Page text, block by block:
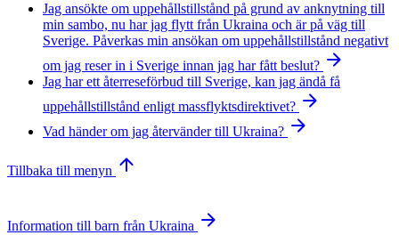
Jag ansökte om uppehållstillstånd på grund av anknytning till
min sambo, nu har jag flytt från Ukraina och är på väg till
Sverige. Påverkas min ansökan om uppehållstillstånd negativt
om jag reser in i Sverige innan jag har fått beslut? arrow_forward
Jag har ett återreseförbud till Sverige, kan jag ändå få
uppehållstillstånd enligt massflyktsdirektivet? arrow_forward
Vad händer om jag återvänder till Ukraina? arrow_forward
Tillbaka till menyn arrow_upward
Information till barn från Ukraina arrow_forward